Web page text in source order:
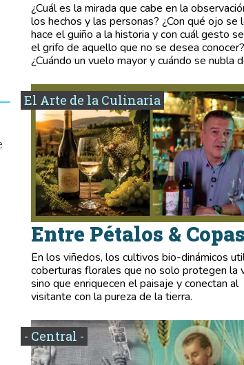
¿Cuál es la mirada que cabe en la
los hechos y las personas? ¿Con qué ojo se
hace el guiño a la historia y con cuál gesto
el grifo de aquello que no se desea conocer?
¿Cuándo un vuelo mayor y cuándo se nubla
El Arte de la Culinaria
Entre Pétalos & Copas
En los viñedos, los cultivos bio-dinámicos
coberturas florales que no solo protegen la
sino que enriquecen el paisaje y conectan al
visitante con la pureza de la tierra.
- Central -